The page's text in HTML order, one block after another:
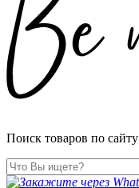
Поиск товаров по сайту